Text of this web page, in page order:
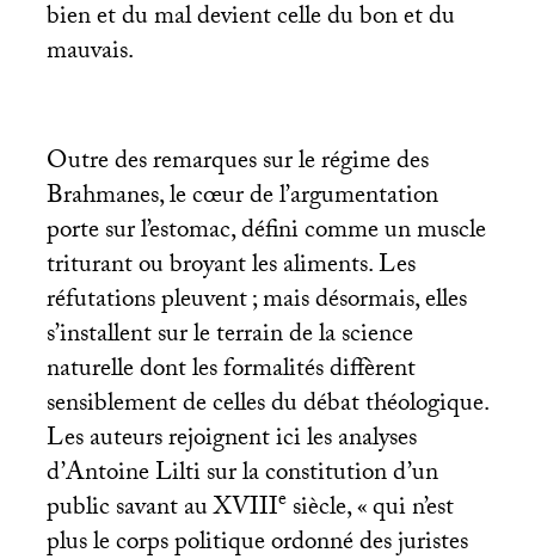
bien et du mal devient celle du bon et du
mauvais.
Outre des remarques sur le régime des
Brahmanes, le cœur de l’argumentation
porte sur l’estomac, défini comme un muscle
triturant ou broyant les aliments. Les
réfutations pleuvent; mais désormais, elles
s’installent sur le terrain de la science
naturelle dont les formalités diffèrent
sensiblement de celles du débat théologique.
Les auteurs rejoignent ici les analyses
d’Antoine Lilti sur la constitution d’un
public savant auXVIIIesiècle, «qui n’est
plus le corps politique ordonné des juristes